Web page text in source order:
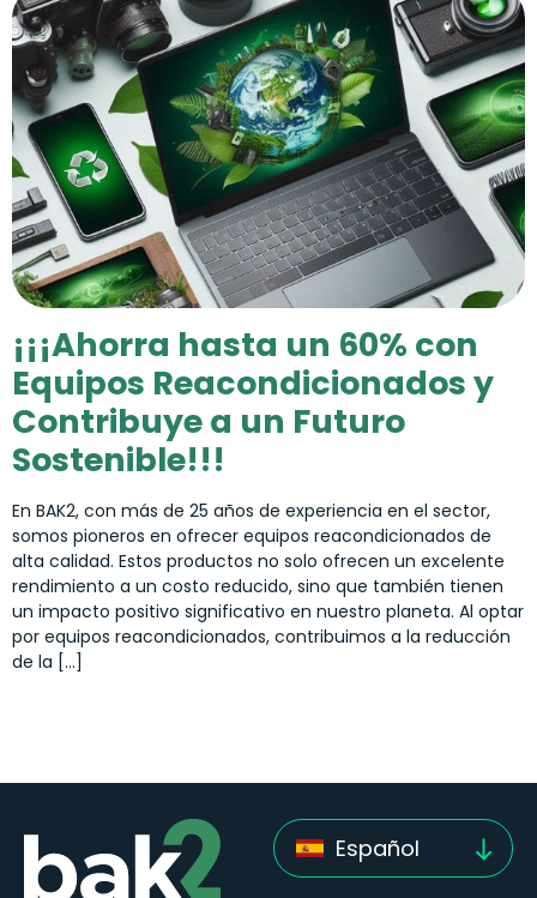
¡¡¡Ahorra hasta un 60% con
Equipos Reacondicionados y
Contribuye a un Futuro
Sostenible!!!
En BAK2, con más de 25 años de experiencia en el sector,
somos pioneros en ofrecer equipos reacondicionados de
alta calidad. Estos productos no solo ofrecen un excelente
rendimiento a un costo reducido, sino que también tienen
un impacto positivo significativo en nuestro planeta. Al optar
por equipos reacondicionados, contribuimos a la reducción
de la […]
Español